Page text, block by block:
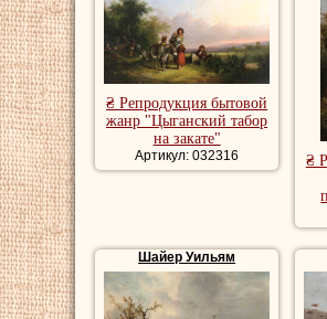
₴ Репродукция бытовой
жанр "Цыганский табор
на закате"
Артикул: 032316 ₴
Шайер Уильям